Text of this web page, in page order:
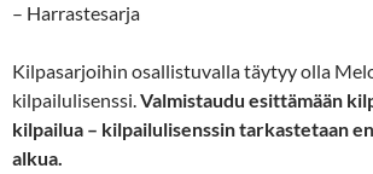
– Harrastesarja
Kilpasarjoihin osallistuvalla täytyy olla
kilpailulisenssi.Valmistaudu esittämään
kilpailua – kilpailulisenssin tarkastetaan
alkua.